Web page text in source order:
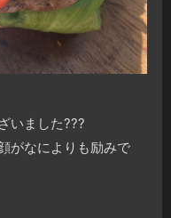
いました???
がなによりも励みで